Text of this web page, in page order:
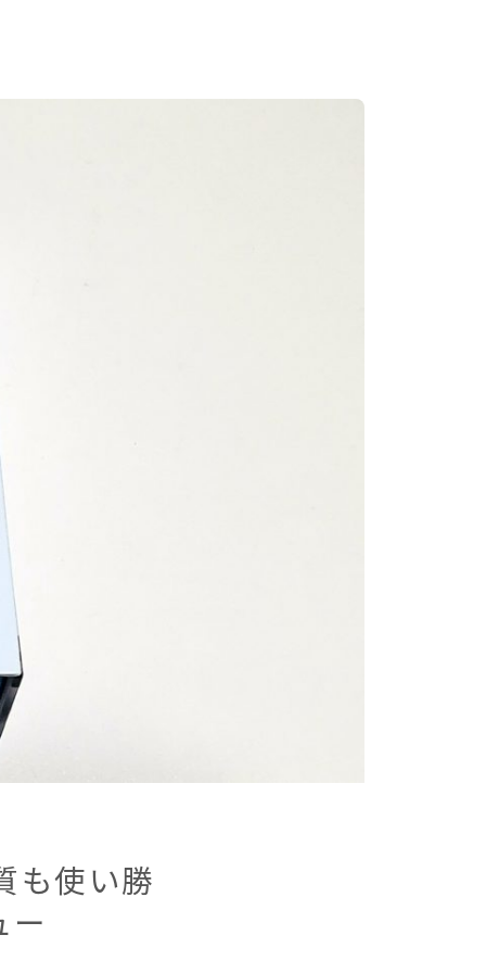
も使い勝
ー